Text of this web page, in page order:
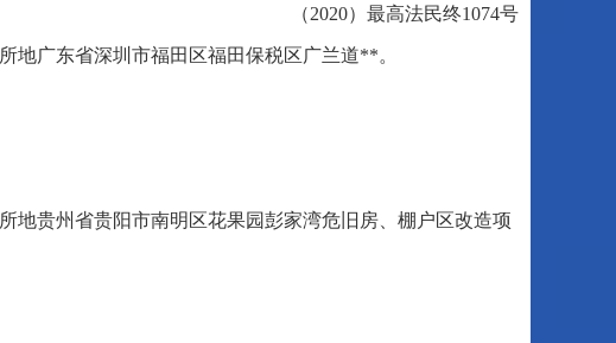
（2020）最高法民终1074号
地广东省深圳市福田区福田保税区广兰道**。
地贵州省贵阳市南明区花果园彭家湾危旧房、棚户区改造项